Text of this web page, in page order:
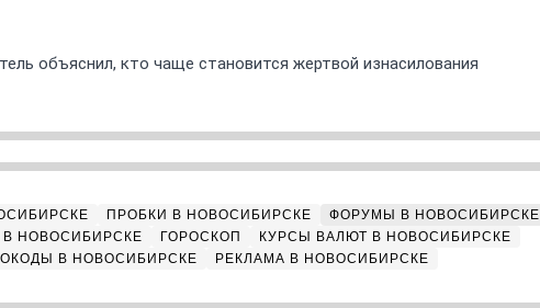
объяснил, кто чаще становится жертвой изнасилования
ПРОБКИ В НОВОСИБИРСКЕ
ФОРУМЫ В НОВОСИБИРСКЕ
НОВОСИБИРСКЕ ГОРОСКОП
КУРСЫ ВАЛЮТ В НОВОСИБИРСКЕ
В НОВОСИБИРСКЕ РЕКЛАМА В НОВОСИБИРСКЕ